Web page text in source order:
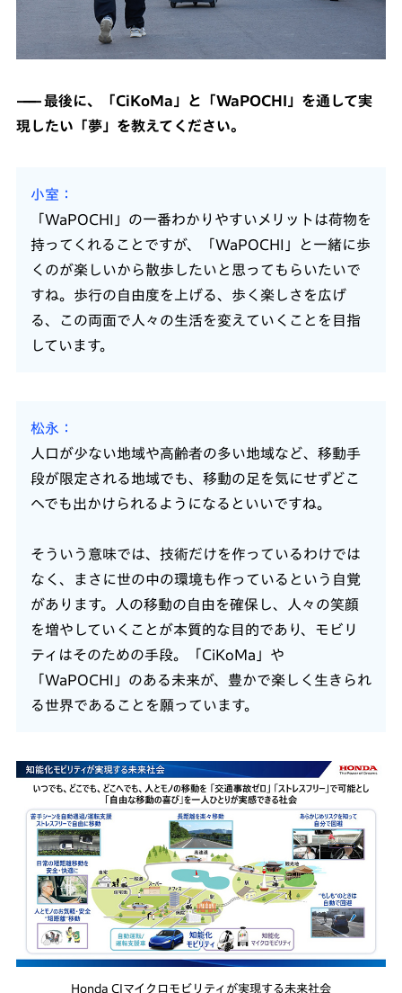
最後に、「CiKoMa」と「WaPOCHI」を通して実
現したい「夢」を教えてください。
小室
「WaPOCHI」の一番わかりやすいメリットは荷物を
持ってくれることですが、「WaPOCHI」と一緒に歩
くのが楽しいから散歩したいと思ってもらいたいで
すね。歩行の自由度を上げる、歩く楽しさを広げ
る、この両面で人々の生活を変えていくことを目指
しています。
松永
人口が少ない地域や高齢者の多い地域など、移動手
段が限定される地域でも、移動の足を気にせずどこ
へでも出かけられるようになるといいですね。
そういう意味では、技術だけを作っているわけでは
なく、まさに世の中の環境も作っているという自覚
があります。人の移動の自由を確保し、人々の笑顔
を増やしていくことが本質的な目的であり、モビリ
ティはそのための手段。「CiKoMa」や
「WaPOCHI」のある未来が、豊かで楽しく生きられ
る世界であることを願っています。
Honda CIマイクロモビリティが実現する未来社会